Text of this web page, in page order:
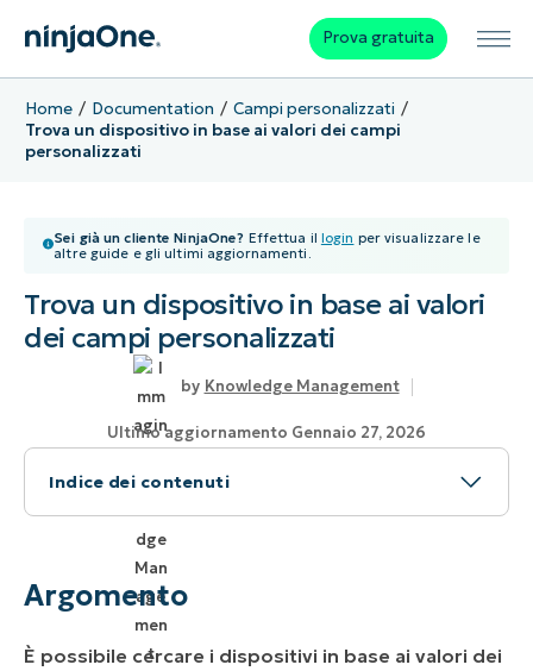
Prova gratuita
Home Documentation
Campi personalizzati
Trova un dispositivo in base ai valori dei campi
personalizzati
Sei già un cliente NinjaOne? Effettua il login per visualizzare le
altre guide e gli ultimi aggiornamenti.
Trova un dispositivo in base ai valori
dei campi personalizzati
Knowledge Management
Ultimo aggiornamento Gennaio 27, 2026
Indice dei contenuti
Argomento
Argomento
È possibile cercare i dispositivi in base ai valori dei